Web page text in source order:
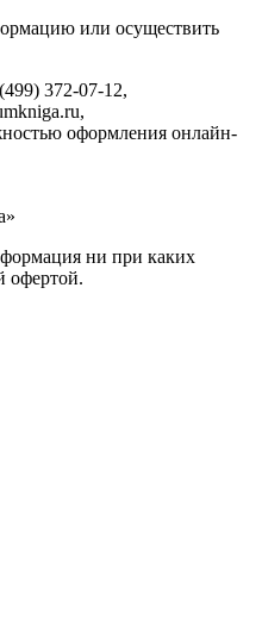
или осуществить
372-07-12,
оформления онлайн-
ни при каких
офертой.